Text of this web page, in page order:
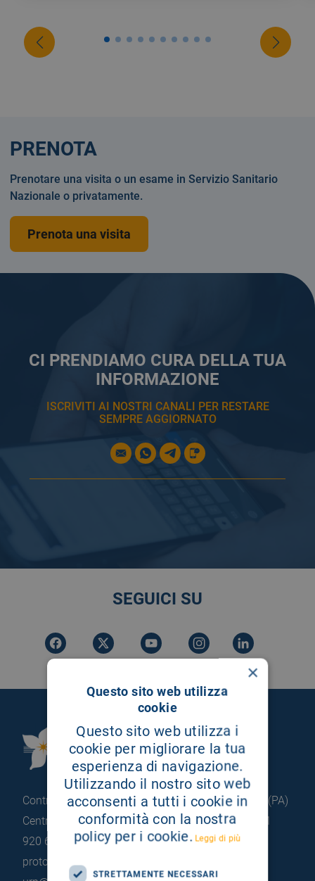
CI PRENDIAMO CURA DELLA TUA
INFORMAZIONE
ISCRIVITI AI NOSTRI CANALI PER RESTARE
SEMPRE AGGIORNATO
PRENOTA
Prenotare una visita o un esame in Servizio Sanitario
Nazionale o privatamente.
Prenota una visita
SEGUICI SU
Fondazione Istituto
G.Giglio di Cefalù
Contrada Pietrapollastra - Pisciotto 90015 Cefalù (PA)
Centralino: +39 0921 920 111 Portineria: +39 0921
920 663
protocollo@pec.hsrgiglio.it
×
Questo sito web utilizza
cookie
Questo sito web utilizza i
cookie per migliorare la tua
esperienza di navigazione.
Utilizzando il nostro sito web
acconsenti a tutti i cookie in
conformità con la nostra
policy per i cookie. Leggi di più
STRETTAMENTE NECESSARI